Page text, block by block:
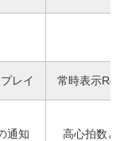
レイ 常時表示
通知
高心拍数と